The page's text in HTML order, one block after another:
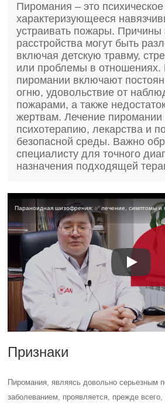
Пиромания – это психическое
характеризующееся
устраивать пожары. Причины
расстройства могут быть
включая детскую травму,
или проблемы в отношениях.
пиромании включают
огню, удовольствие от
пожарами, а также
жертвам. Лечение пиромании
психотерапию, лекарства и
безопасной среды. Важно
специалисту для точного
назначения подходящей
Признаки
Пиромания, являясь довольно серьезным
заболеванием, проявляется, прежде